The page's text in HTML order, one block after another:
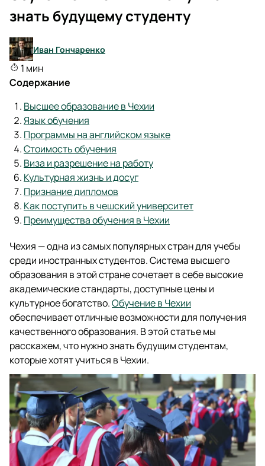
знать будущему студенту
Иван Гончаренко
1 мин
Содержание
Высшее образование в Чехии
Язык обучения
Программы на английском языке
Стоимость обучения
Виза и разрешение на работу
Культурная жизнь и досуг
Признание дипломов
Как поступить в чешский университет
Преимущества обучения в Чехии
Чехия — одна из самых популярных стран для учебы
среди иностранных студентов. Система высшего
образования в этой стране сочетает в себе высокие
академические стандарты, доступные цены и
культурное богатство.Обучение в Чехии
обеспечивает отличные возможности для получения
качественного образования. В этой статье мы
расскажем, что нужно знать будущим студентам,
которые хотят учиться в Чехии.